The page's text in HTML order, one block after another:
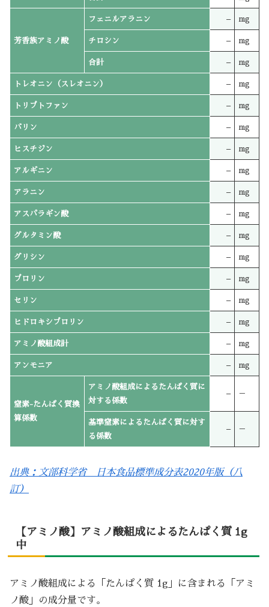
芳香族アミノ酸
フェニルアラニン – mg
チロシン – mg
合計 – mg
トレオニン（スレオニン） – mg
トリプトファン – mg
バリン – mg
ヒスチジン – mg
アルギニン – mg
アラニン – mg
アスパラギン酸 – mg
グルタミン酸 – mg
グリシン – mg
プロリン – mg
セリン – mg
ヒドロキシプロリン – mg
アミノ酸組成計 – mg
アンモニア – mg
窒素-たんぱく質換
算係数
アミノ酸組成によるたんぱく質に
対する係数
– －
基準窒素によるたんぱく質に対す
る係数
– －
出典：文部科学省 日本食品標準成分表2020年版（八
訂）
【アミノ酸】アミノ酸組成によるたんぱく質 1g
中
アミノ酸組成による「たんぱく質 1g」に含まれる「アミ
ノ酸」の成分量です。